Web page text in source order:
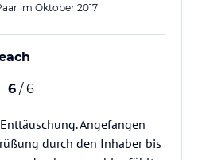
im Oktober 2017
6 / 6
Angefangen
durch den Inhaber bis